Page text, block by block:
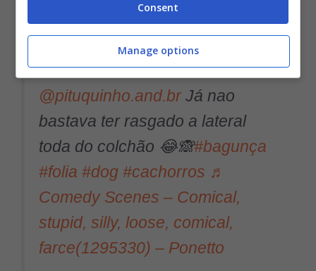
sembrava essere più che soddisfatto del
risultato ottenuto.
@pituquinho.and.br Já nao
bastava ter rasgado a lateral
toda do colchão 😂🙈#bagunça
#folia #dog #cachorros ♬
Comedy Scenes – Comical,
stupid, silly, loose, comical,
farce(1295330) – Ponetto
Consent
Manage options